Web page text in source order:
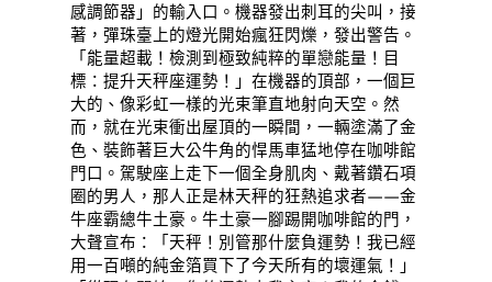
感調節器」的輸入口。機器發出刺耳的尖叫，接
著，彈珠臺上的燈光開始瘋狂閃爍，發出警告。
「能量超載！檢測到極致純粹的單戀能量！目
標：提升天秤座運勢！」在機器的頂部，一個巨
大的、像彩虹一樣的光束筆直地射向天空。然
而，就在光束衝出屋頂的一瞬間，一輛塗滿了金
色、裝飾著巨大公牛角的悍馬車猛地停在咖啡館
門口。駕駛座上走下一個全身肌肉、戴著鑽石項
圈的男人，那人正是林天秤的狂熱追求者——金
牛座霸總牛土豪。牛土豪一腳踢開咖啡館的門，
大聲宣布：「天秤！別管那什麼負運勢！我已經
用一百噸的純金箔買下了今天所有的壞運氣！」